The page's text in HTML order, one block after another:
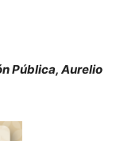
Pública, Aurelio